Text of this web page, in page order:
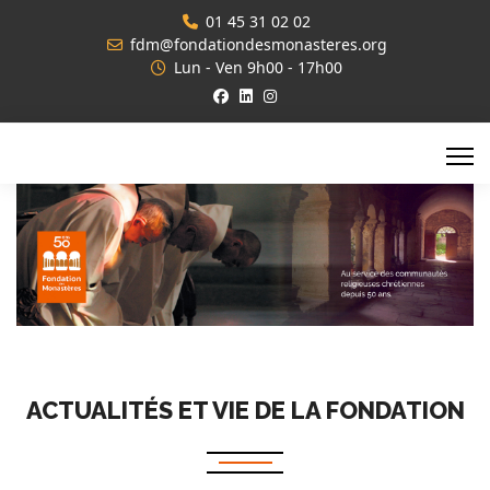
01 45 31 02 02
fdm@fondationdesmonasteres.org
Lun - Ven 9h00 - 17h00
ACTUALITÉS ET VIE DE LA FONDATION